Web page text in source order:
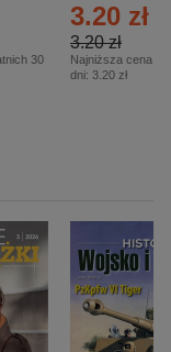
30
3.20 zł
3.20 zł
Najniższa cena z
dni: 3.20 zł